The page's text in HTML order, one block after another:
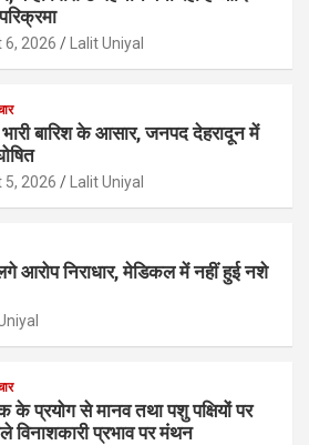
6, 2026 Lalit Uniyal
बारिश के आसार, जनपद देहरादून में
5, 2026 Lalit Uniyal
आरोप निराधार, मेडिकल में नहीं हुई नशे
के प्रयोग से मानव तथा पशु पक्षियों पर
विनाशकारी प्रभाव पर मंथन